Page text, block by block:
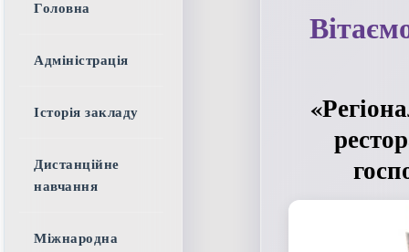
Головна
Адміністрація
Історія закладу
Дистанційне
навчання
Міжнародна